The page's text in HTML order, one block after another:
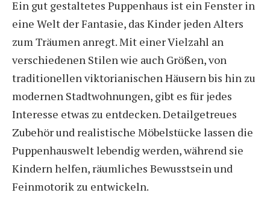
Ein gut gestaltetes Puppenhaus ist ein Fenster in
eine Welt der Fantasie, das Kinder jeden Alters
zum Träumen anregt. Mit einer Vielzahl an
verschiedenen Stilen wie auch Größen, von
traditionellen viktorianischen Häusern bis hin zu
modernen Stadtwohnungen, gibt es für jedes
Interesse etwas zu entdecken. Detailgetreues
Zubehör und realistische Möbelstücke lassen die
Puppenhauswelt lebendig werden, während sie
Kindern helfen, räumliches Bewusstsein und
Feinmotorik zu entwickeln.